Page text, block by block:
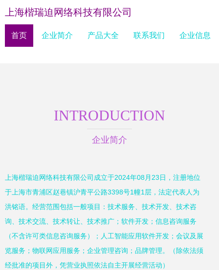
上海楷瑞迫网络科技有限公司
首页 企业简介 产品大全 联系我们 企业信息
INTRODUCTION
企业简介
上海楷瑞迫网络科技有限公司成立于2024年08月23日，注册地位
于上海市青浦区赵巷镇沪青平公路3398号1幢1层，法定代表人为
洪铭语。经营范围包括一般项目：技术服务、技术开发、技术咨
询、技术交流、技术转让、技术推广；软件开发；信息咨询服务
（不含许可类信息咨询服务）；人工智能应用软件开发；会议及展
览服务；物联网应用服务；企业管理咨询；品牌管理。（除依法须
经批准的项目外，凭营业执照依法自主开展经营活动）